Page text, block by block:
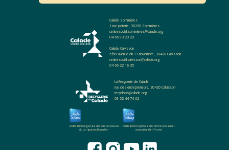
Calade Sommières
1 rue poterie, 30250 Sommières
centresocial.sommieres@calade.org
04 66 93 20 20
Calade Calvisson
6 bis avenue du 11 novembre, 30420 Calvisson
centresocial.calvisson@calade.org
04 66 22 16 35
La Recyclerie de Calade
rue des entrepreneurs, 30420 Calvisson
recyclade@calade.org
09 52 44 74 62
Fédération regionale des centres sociaux
du Languedoc-Roussillon
Fédération regionale des centres sociaux et
socioculturel en France